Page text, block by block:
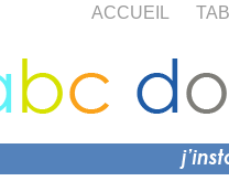
Aller à la recherche
ACCUEIL